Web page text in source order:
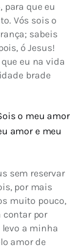
que eu
Vós sois o
sabeis
ó Jesus!
eu na vida
brade
o meu amor
amor e meu
sem reservar
por mais
muito pouco,
contar por
a minha
amor de